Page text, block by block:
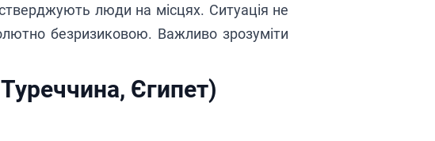
люди на місцях. Ситуація не
безризиковою. Важливо зрозуміти
Єгипет)